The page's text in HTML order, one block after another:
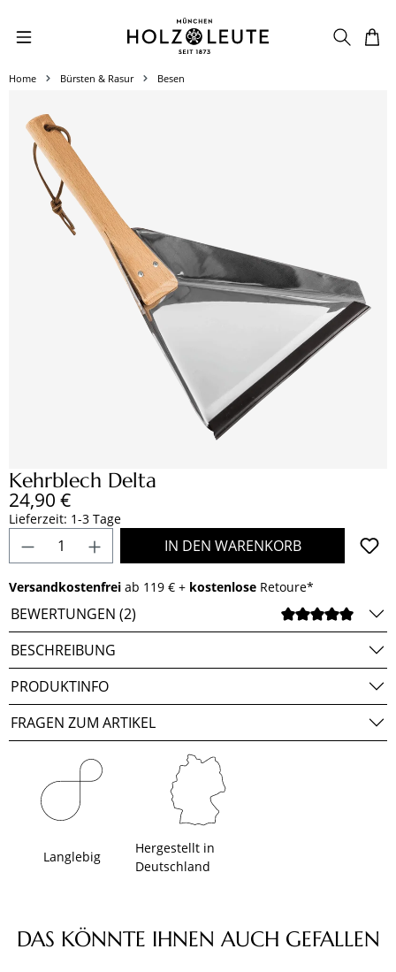
Zum Hauptinhalt springen
Home Bürsten & Rasur Besen
Kehrblech Delta
Regulärer Preis:
24,90 €
Lieferzeit: 1-3 Tage
Produkt Anzahl: Gib den gewünschten
IN DEN WARENKORB
Versandkostenfrei ab 119 € + kostenlose Retoure*
BEWERTUNGEN (2)
BESCHREIBUNG
PRODUKTINFO
FRAGEN ZUM ARTIKEL
Langlebig
Hergestellt in
Deutschland
Produktgalerie überspringen
DAS KÖNNTE IHNEN AUCH GEFALLEN